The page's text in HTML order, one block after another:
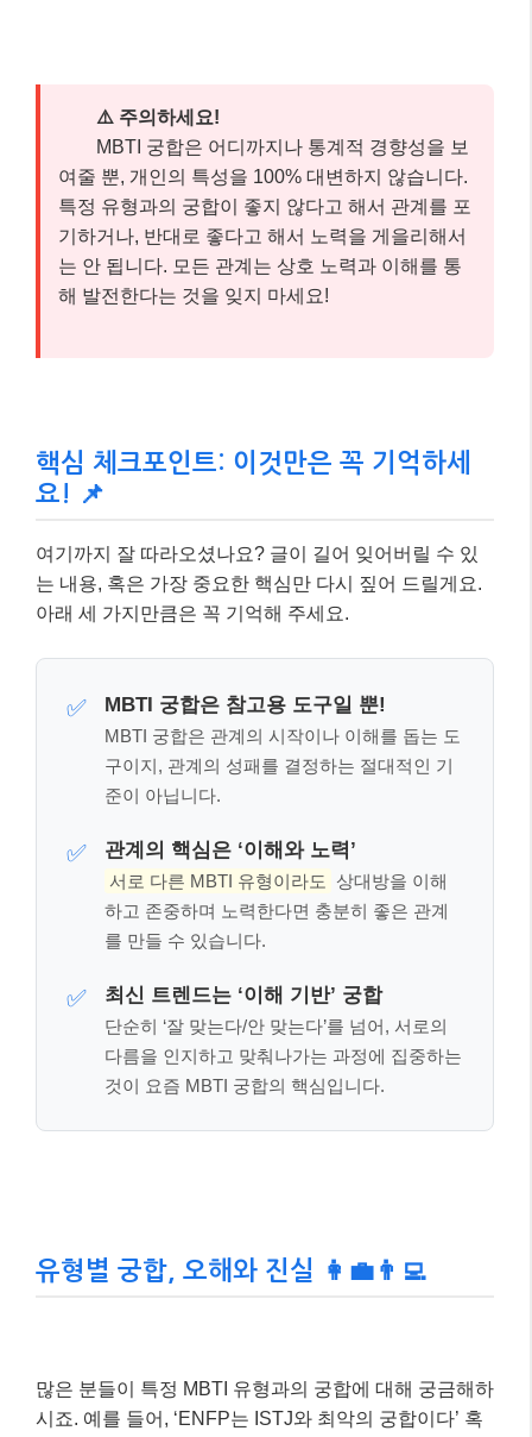
⚠️ 주의하세요!
MBTI 궁합은 어디까지나 통계적 경향성을 보
여줄 뿐, 개인의 특성을 100% 대변하지 않습니다.
특정 유형과의 궁합이 좋지 않다고 해서 관계를 포
기하거나, 반대로 좋다고 해서 노력을 게을리해서
는 안 됩니다. 모든 관계는 상호 노력과 이해를 통
해 발전한다는 것을 잊지 마세요!
핵심 체크포인트: 이것만은 꼭 기억하세
요! 📌
여기까지 잘 따라오셨나요? 글이 길어 잊어버릴 수 있
는 내용, 혹은 가장 중요한 핵심만 다시 짚어 드릴게요.
아래 세 가지만큼은 꼭 기억해 주세요.
✅ MBTI 궁합은 참고용 도구일 뿐!
MBTI 궁합은 관계의 시작이나 이해를 돕는 도
구이지, 관계의 성패를 결정하는 절대적인 기
준이 아닙니다.
✅ 관계의 핵심은 ‘이해와 노력’
서로 다른 MBTI 유형이라도 상대방을 이해
하고 존중하며 노력한다면 충분히 좋은 관계
를 만들 수 있습니다.
✅ 최신 트렌드는 ‘이해 기반’ 궁합
단순히 ‘잘 맞는다/안 맞는다’를 넘어, 서로의
다름을 인지하고 맞춰나가는 과정에 집중하는
것이 요즘 MBTI 궁합의 핵심입니다.
유형별 궁합, 오해와 진실 👩‍💼👨‍💻
많은 분들이 특정 MBTI 유형과의 궁합에 대해 궁금해하
시죠. 예를 들어, ‘ENFP는 ISTJ와 최악의 궁합이다’ 혹